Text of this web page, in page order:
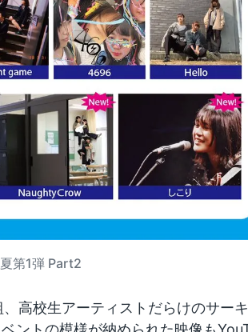
第1弾 Part2
高校生アーティストだらけのサー